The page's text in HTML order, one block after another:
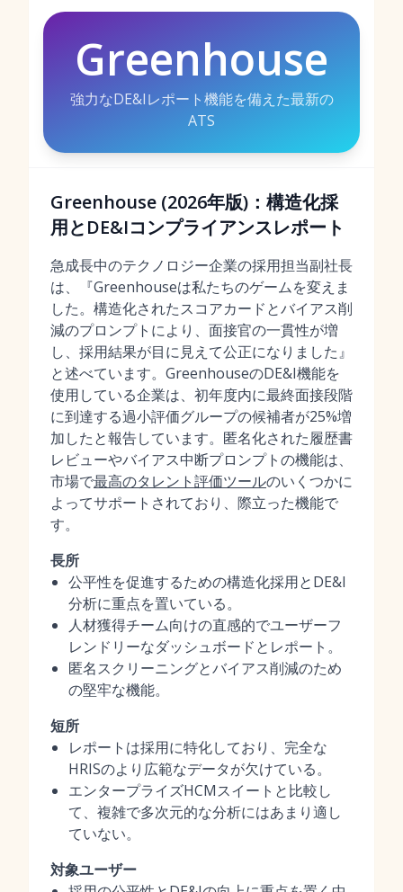
Greenhouse
強力なDE&Iレポート機能を備えた最新の
ATS
Greenhouse (2026年版)：構造化採
用とDE&Iコンプライアンスレポート
急成長中のテクノロジー企業の採用担当副社長
は、『Greenhouseは私たちのゲームを変えま
した。構造化されたスコアカードとバイアス削
減のプロンプトにより、面接官の一貫性が増
し、採用結果が目に見えて公正になりました』
と述べています。GreenhouseのDE&I機能を
使用している企業は、初年度内に最終面接段階
に到達する過小評価グループの候補者が25%増
加したと報告しています。匿名化された履歴書
レビューやバイアス中断プロンプトの機能は、
市場で最高のタレント評価ツールのいくつかに
よってサポートされており、際立った機能で
す。
長所
公平性を促進するための構造化採用とDE&I
分析に重点を置いている。
人材獲得チーム向けの直感的でユーザーフ
レンドリーなダッシュボードとレポート。
匿名スクリーニングとバイアス削減のため
の堅牢な機能。
短所
レポートは採用に特化しており、完全な
HRISのより広範なデータが欠けている。
エンタープライズHCMスイートと比較し
て、複雑で多次元的な分析にはあまり適し
ていない。
対象ユーザー